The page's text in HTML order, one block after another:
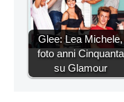
Glee: Lea Michele,
foto anni Cinquanta
su Glamour